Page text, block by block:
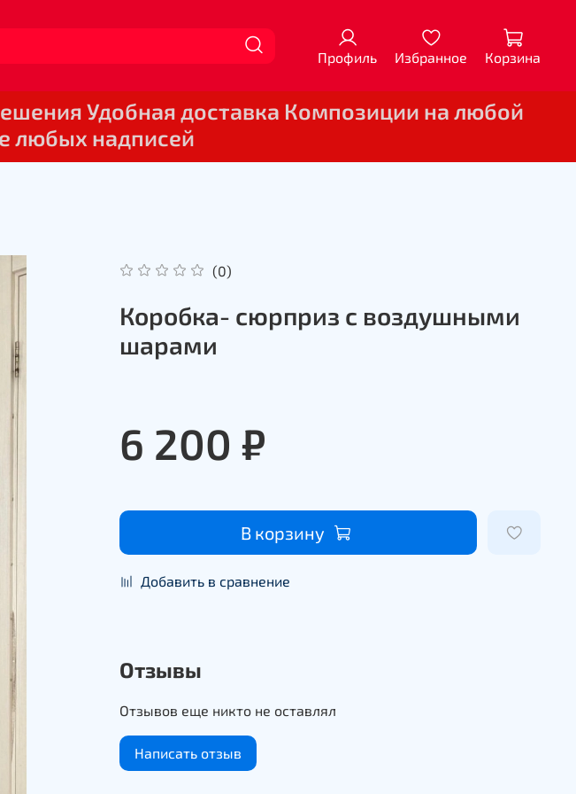
Профиль Избранное Корзина
Удобная доставка Композиции на любой
любых надписей
(0)
Коробка- сюрприз с воздушными
шарами
6 200 ₽
В корзину
Добавить в сравнение
Отзывы
Отзывов еще никто не оставлял
Написать отзыв